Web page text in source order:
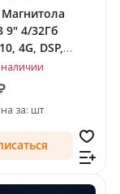
9" 4/32Гб
4G, DSP,
- 2011
наличии
за: шт